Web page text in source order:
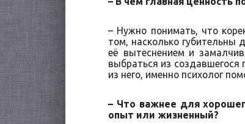
– Нужно понимать, что
том, насколько губительны
её вытеснением и
выбраться из
из него, именно психолог
– Что важнее для
опыт или жизненный?